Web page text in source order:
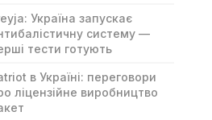
Україна запускає
систему —
тести готують
в Україні: переговори
ліцензійне виробництво